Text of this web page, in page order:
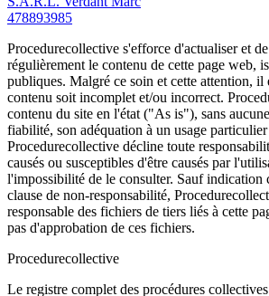
478893985
Procedurecollective s'efforce d'actualiser et
régulièrement le contenu de cette page web,
publiques. Malgré ce soin et cette attention, il
contenu soit incomplet et/ou incorrect.
contenu du site en l'état ("As is"), sans
fiabilité, son adéquation à un usage
Procedurecollective décline toute
causés ou susceptibles d'être causés par
l'impossibilité de le consulter. Sauf indication
clause de non-responsabilité,
responsable des fichiers de tiers liés à cette
pas d'approbation de ces fichiers.
Procedurecollective
Le registre complet des procédures